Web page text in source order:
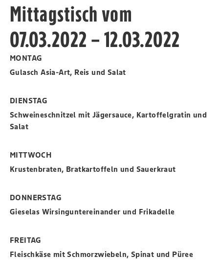
Mittagstisch vom
07.03.2022 – 12.03.2022
MONTAG
Gulasch Asia-Art, Reis und Salat
DIENSTAG
Schweineschnitzel mit Jägersauce, Kartoffelgratin und
Salat
MITTWOCH
Krustenbraten, Bratkartoffeln und Sauerkraut
DONNERSTAG
Gieselas Wirsinguntereinander und Frikadelle
FREITAG
Fleischkäse mit Schmorzwiebeln, Spinat und Püree